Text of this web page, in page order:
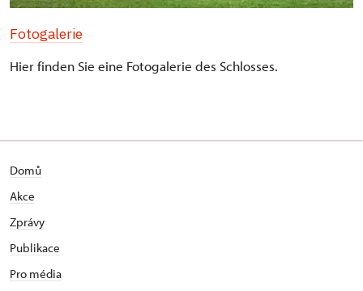
Fotogalerie
Hier finden Sie eine Fotogalerie des Schlosses.
Domů
Akce
Zprávy
Publikace
Pro média